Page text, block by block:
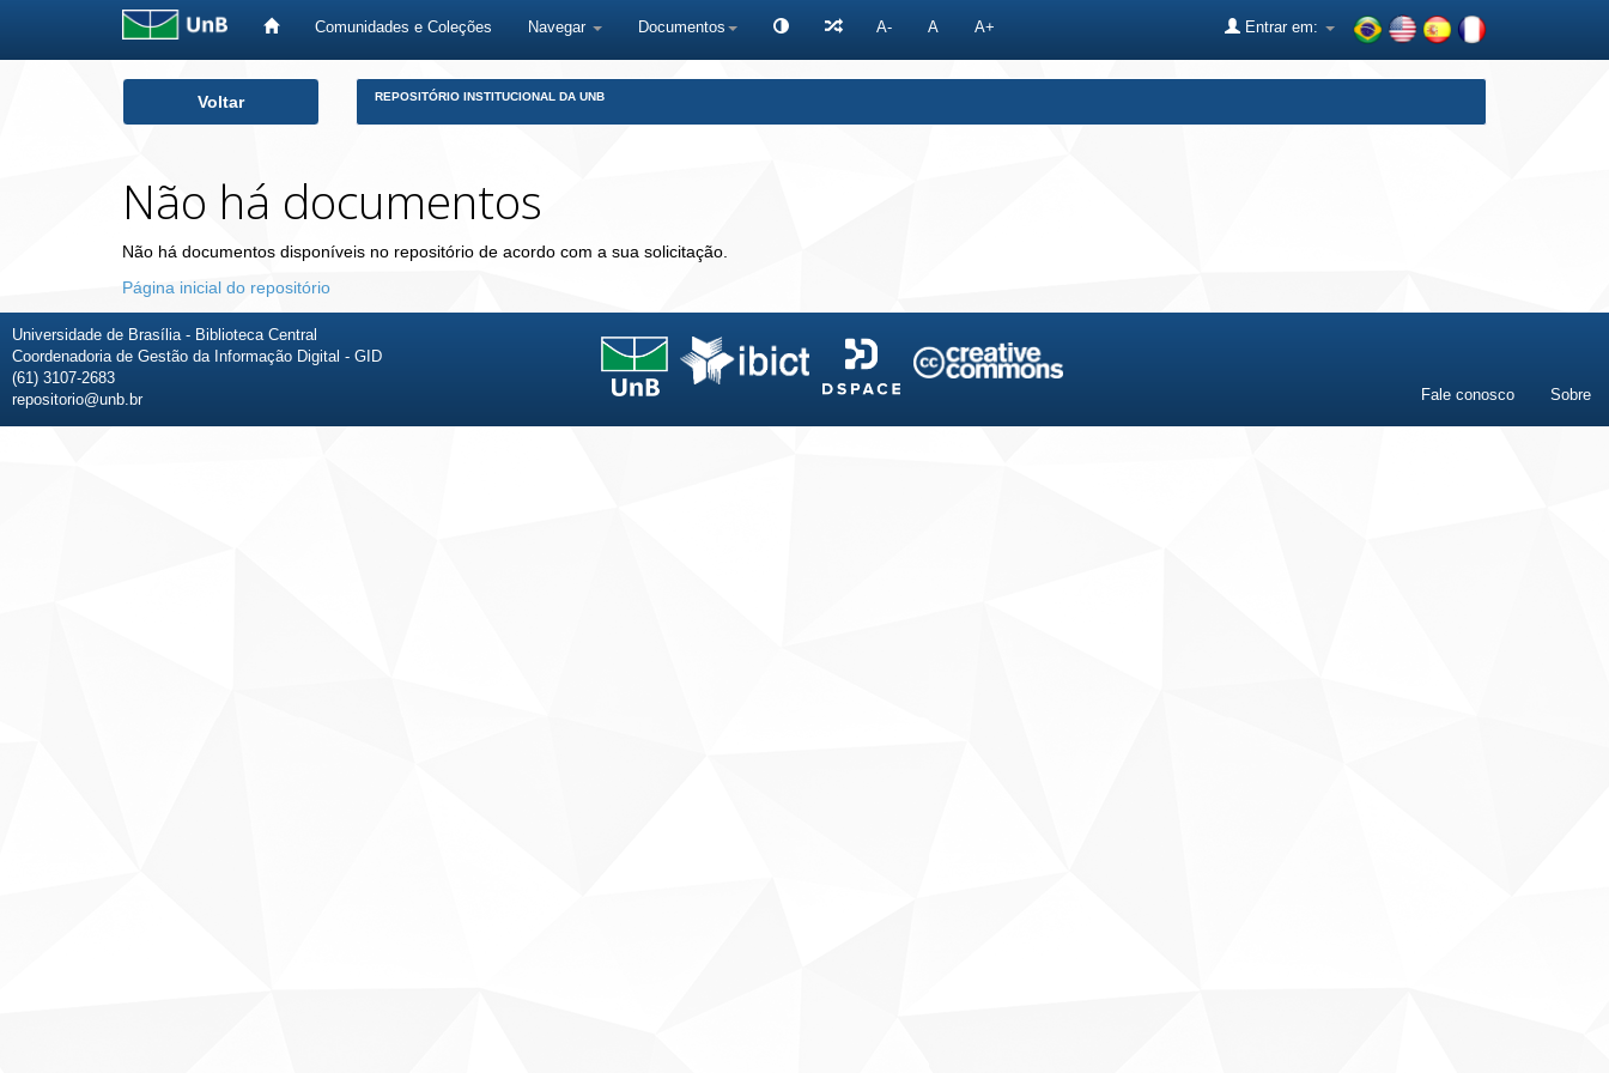
Comunidades e Coleções Navegar Documentos A- A A+ Entrar em:
Voltar REPOSITÓRIO INSTITUCIONAL DA UNB
Não há documentos
Não há documentos disponíveis no repositório de acordo com a sua solicitação.
Página inicial do repositório
Universidade de Brasília - Biblioteca Central
Coordenadoria de Gestão da Informação Digital - GID
(61) 3107-2683
repositorio@unb.br
Fale conosco Sobre